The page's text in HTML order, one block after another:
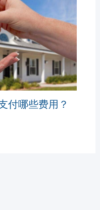
付哪些费用？